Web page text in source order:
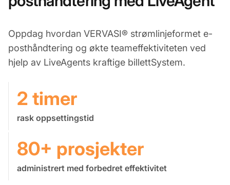
Oppdag hvordan VERVASI® strømlinjeformet e-
posthåndtering og økte teameffektiviteten ved
hjelp av LiveAgents kraftige billettSystem.
2 timer
rask oppsettingstid
80+ prosjekter
administrert med forbedret effektivitet